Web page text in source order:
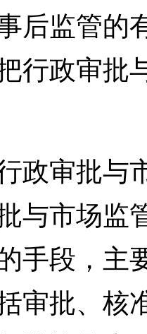
后监管的
行政审批
审批与
与市场监
手段，主
审批、核